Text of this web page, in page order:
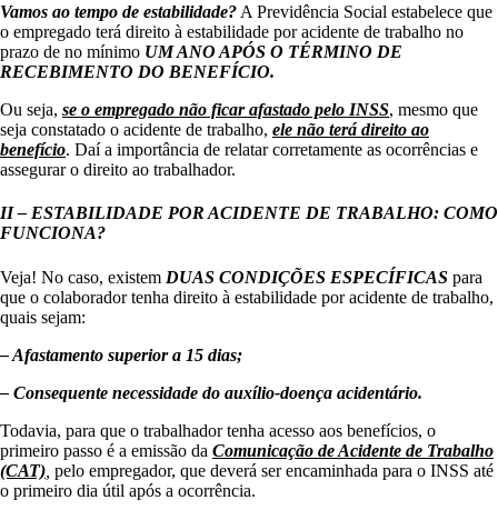
Vamos ao tempo de estabilidade? A Previdência Social estabelece que
o empregado terá direito à estabilidade por acidente de trabalho no
prazo de no mínimo UM ANO APÓS O TÉRMINO DE
RECEBIMENTO DO BENEFÍCIO.
Ou seja, se o empregado não ficar afastado pelo INSS, mesmo que
seja constatado o acidente de trabalho, ele não terá direito ao
benefício. Daí a importância de relatar corretamente as ocorrências e
assegurar o direito ao trabalhador.
II – ESTABILIDADE POR ACIDENTE DE TRABALHO: COMO
FUNCIONA?
Veja! No caso, existem DUAS CONDIÇÕES ESPECÍFICAS para
que o colaborador tenha direito à estabilidade por acidente de trabalho,
quais sejam:
– Afastamento superior a 15 dias;
– Consequente necessidade do auxílio-doença acidentário.
Todavia, para que o trabalhador tenha acesso aos benefícios, o
primeiro passo é a emissão da Comunicação de Acidente de Trabalho
(CAT) pelo empregador, que deverá ser encaminhada para o INSS até
o primeiro dia útil após a ocorrência.